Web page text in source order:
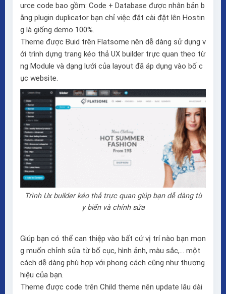
urce code bao gồm: Code + Database được nhân bản b
ằng plugin duplicator bạn chỉ việc đăt cài đặt lên Hostin
g là giống demo 100%.
Theme được Buid trên Flatsome nên dễ dàng sử dụng v
ới trình dựng trang kéo thả UX builder trực quan theo từ
ng Module và dạng lưới của layout đã áp dụng vào bố c
ục website.
Trình Ux builder kéo thả trực quan giúp bạn dễ dàng tù
y biến và chỉnh sửa
Giúp bạn có thể can thiệp vào bất cứ vị trí nào bạn mon
g muốn chỉnh sửa từ bố cục, hình ảnh, màu sắc,… một
cách dễ dàng phù hợp với phong cách cũng như thương
hiệu của bạn.
Theme được code trên Child theme nên update lâu dài